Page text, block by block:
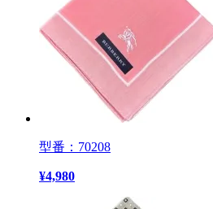
型番：70208
¥4,980